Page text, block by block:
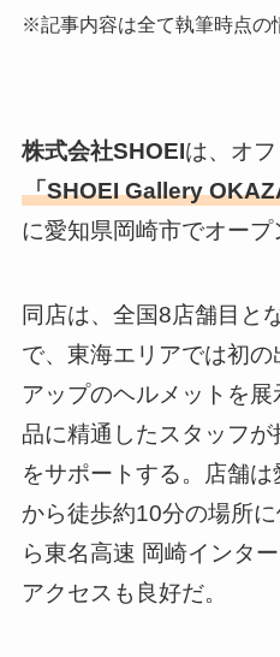
※記事内容は全て執筆時点の
株式会社SHOEIは、オ
「SHOEI Gallery
に愛知県岡崎市でオープ
同店は、全国8店舗目と
で、東海エリアでは初
アップのヘルメットを
品に精通したスタッフ
をサポートする。店舗
から徒歩約10分の場所
ら東名高速 岡崎インタ
アクセスも良好だ。